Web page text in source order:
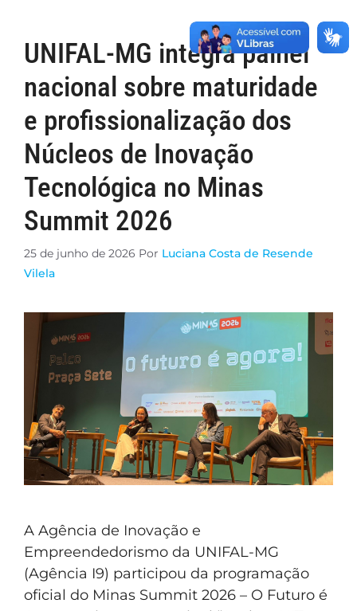
UNIFAL-MG integra painel
nacional sobre maturidade
e profissionalização dos
Núcleos de Inovação
Tecnológica no Minas
Summit 2026
25 de junho de 2026 Por Luciana Costa de Resende
Vilela
A Agência de Inovação e
Empreendedorismo da UNIFAL-MG
(Agência I9) participou da programação
oficial do Minas Summit 2026 – O Futuro é